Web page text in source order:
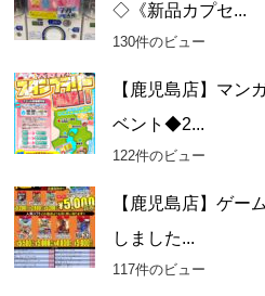
◇《新品カプセ...
130件のビュー
【鹿児島店】マン
ベント◆2...
122件のビュー
【鹿児島店】ゲー
しました...
117件のビュー